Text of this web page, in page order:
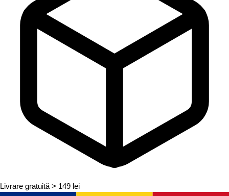
Livrare gratuită > 149 lei